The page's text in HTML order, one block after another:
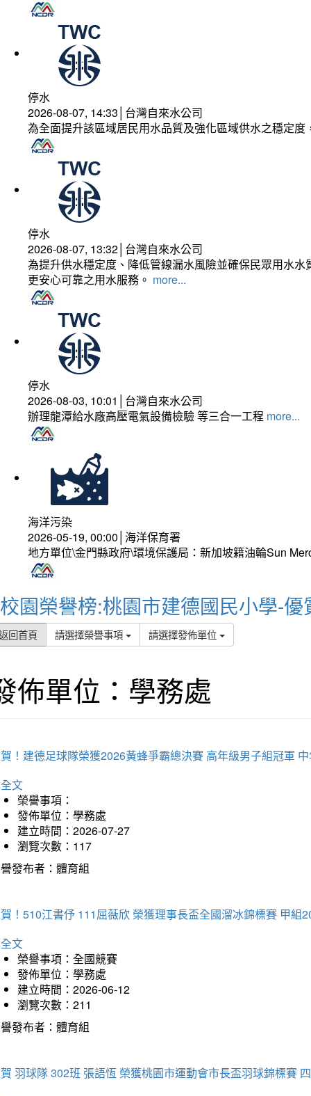
停水
2026-08-07, 14:33│台灣自來水公司
為全面提升該區域居民用水品質及強化區域供水之穩定
停水
2026-08-07, 13:32│台灣自來水公司
為提升供水穩定度、降低管線漏水風險並確保民眾用水
更安心可靠之用水服務。 more...
停水
2026-08-03, 10:01│台灣自來水公司
辦理龍潭給水廠高壓電氣設備檢驗 等三合一工程 more...
海洋污染
2026-05-19, 00:00│海洋保育署
地方單位\金門縣政府\環境保護局：新加坡籍油輪Sun
校園榮譽榜:桃園市建德國民小學-優
回首頁 請選擇榮譽事項 請選擇發佈單位
佈單位：學務處
！建德足球隊榮獲2026黃蜂爭霸總決賽 高年級男子組冠軍
文
榮譽事項：
發佈單位：學務處
建立時間：2026-07-27
瀏覽次數：117
發布者：體育組
！510江書伃 111屈薇欣 榮獲理事長盃全國溜冰錦標賽 甲組
文
榮譽事項：全國競賽
發佈單位：學務處
建立時間：2026-06-12
瀏覽次數：211
發布者：體育組
羽球隊 302班 張語恆 榮獲桃園市運動會市長盃羽球錦標賽